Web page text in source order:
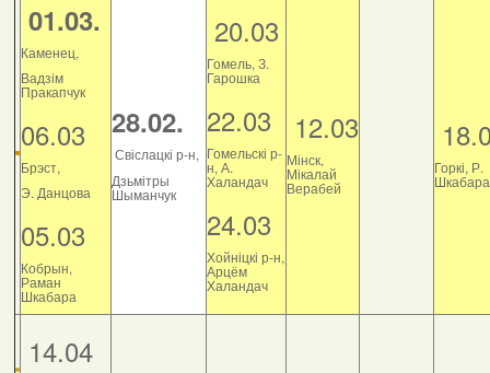
01.03.
Каменец,
Вадзім
Пракапчук
06.03
Брэст,
Э. Данцова
05.03
Кобрын,
Раман
Шкабара
28.02.
Свіслацкі р-н,
Дзьмітры
Шыманчук
20.03
Гомель, З.
Гарошка
22.03
Гомельскі р-
н, А.
Халандач
24.03
Хойніцкі р-н,
Арцём
Халандач
12.03
Мінск,
Мікалай
Верабей
Горкі, Р.
Шкабара
14.04